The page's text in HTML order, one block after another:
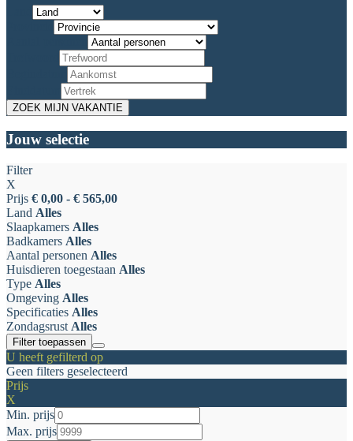
Jouw selectie
Filter
X
Prijs € 0,00 - € 565,00
Land Alles
Slaapkamers Alles
Badkamers Alles
Aantal personen Alles
Huisdieren toegestaan Alles
Type Alles
Omgeving Alles
Specificaties Alles
Zondagsrust Alles
Filter toepassen
U heeft gefilterd op
Geen filters geselecteerd
Prijs
X
Min. prijs
Max. prijs